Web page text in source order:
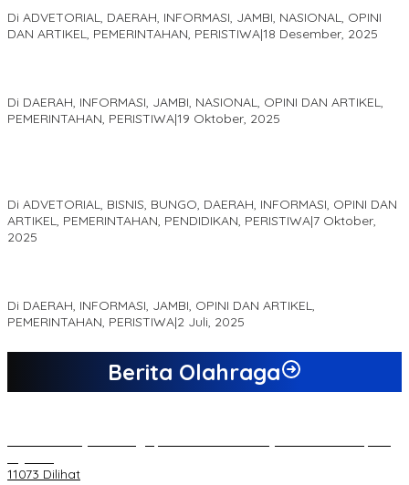
Di ADVETORIAL, DAERAH, INFORMASI, JAMBI, NASIONAL, OPINI
DAN ARTIKEL, PEMERINTAHAN, PERISTIWA|18 Desember, 2025
Di DAERAH, INFORMASI, JAMBI, NASIONAL, OPINI DAN ARTIKEL,
PEMERINTAHAN, PERISTIWA|19 Oktober, 2025
Di ADVETORIAL, BISNIS, BUNGO, DAERAH, INFORMASI, OPINI DAN
ARTIKEL, PEMERINTAHAN, PENDIDIKAN, PERISTIWA|7 Oktober,
2025
Di DAERAH, INFORMASI, JAMBI, OPINI DAN ARTIKEL,
PEMERINTAHAN, PERISTIWA|2 Juli, 2025
Berita Olahraga
11073 Dilihat